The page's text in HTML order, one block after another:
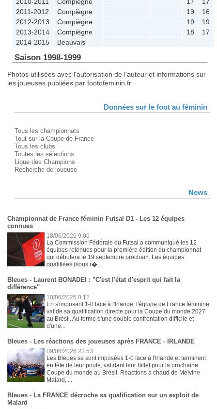
2010-2011
Compiègne 17
17
2011-2012
Compiègne 19
16
2012-2013
Compiègne 19
19
2013-2014
Compiègne 18
17
2014-2015
Beauvais
Saison 1998-1999
Photos utilisées avec l'autorisation de l'auteur et informations sur
les joueuses publiées par footofeminin.fr
Données sur le foot au féminin
Tous les championnats
Tout sur la Coupe de France
Tous les clubs
Toutes les sélections
Ligue des Champions
Recherche de joueuse
News
Championnat de France féminin Futsal D1 - Les 12 équipes
connues
18/06/2026 9:06
La Commission Fédérale du Futsal a communiqué les 12
équipes retenues pour la première édition du championnat
qui débutera le 19 septembre prochain. Les équipes
qualifiées (sous r�...
Bleues - Laurent BONADEI : "C'est l'état d'esprit qui fait la
différence"
10/06/2026 0:12
En s'imposant 1-0 face à l'Irlande, l'équipe de France féminine
valide sa qualification directe pour la Coupe du monde 2027
au Brésil. Au terme d'une double confrontation difficile et
d'une...
Bleues - Les réactions des joueuses après FRANCE - IRLANDE
09/06/2026 23:53
Les Bleues se sont imposées 1-0 face à l'Irlande et terminent
en tête de leur poule, validant leur billet pour la prochaine
Coupe du monde au Brésil. Réactions à chaud de Melvine
Malard, ...
Bleues - La FRANCE décroche sa qualification sur un exploit de
Malard